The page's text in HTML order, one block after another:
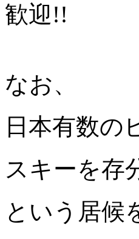
歓迎!!
なお、
日本有数の
スキーを存
という居候